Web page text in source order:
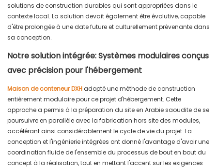
solutions de construction durables qui sont appropriées dans le
contexte local. La solution devait également être évolutive, capable
d'être prolongée à une date future et culturellement prévenante dans
sa conception.
Notre solution intégrée: Systèmes modulaires conçus
avec précision pour l'hébergement
Maison de conteneur DXHadopté une méthode de construction
entièrement modulaire pour ce projet d'hébergement. Cette
approche a permis à la préparation du site en Arabie saoudite de se
poursuivre en parallèle avec la fabrication hors site des modules,
accélérant ainsi considérablement le cycle de vie du projet. La
conception et l'ingénierie intégrées ont donné l'avantage d'avoir une
coordination fluide de l'ensemble du processus de bout en bout du
concept à la réalisation, tout en mettant l'accent sur les exigences